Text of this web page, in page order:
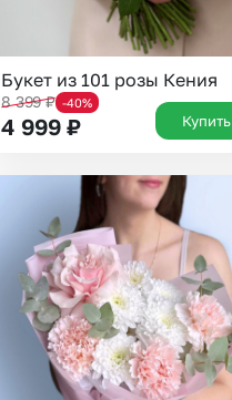
Букет из 101 розы Кения
8 399₽ -40%
4 999 ₽ Купить